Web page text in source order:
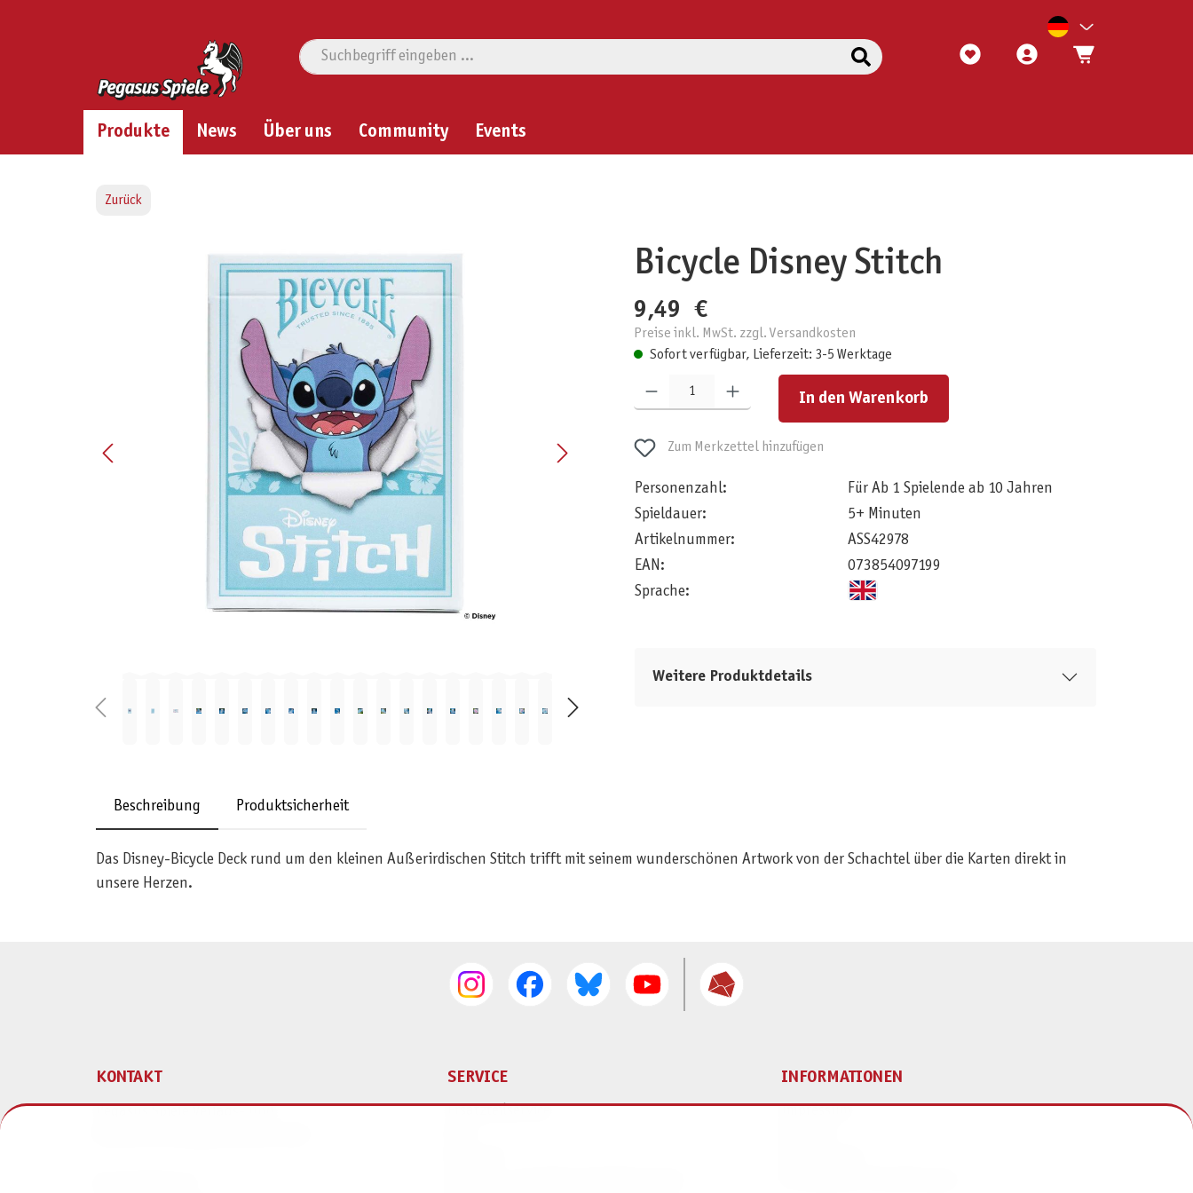
Produkte News Über uns Community Events
Zurück
Bildergalerie überspringen Bicycle Disney Stitch
9,49 €
Preise inkl. MwSt. zzgl. Versandkosten
Sofort verfügbar, Lieferzeit: 3-5 Werktage
Produkt Anzahl: Gib den gewünschten Wert ein oder benutze die Schaltflächen um die Anzahl zu erhöhen oder zu reduzieren.
In den Warenkorb
Zum Merkzettel hinzufügen
Personenzahl:
Für Ab 1 Spielende ab 10 Jahren
Spieldauer:
5+ Minuten
Artikelnummer:
ASS42978
EAN:
073854097199
Sprache:
Weitere Produktdetails
Beschreibung Produktsicherheit
Das Disney-Bicycle Deck rund um den kleinen Außerirdischen Stitch trifft mit seinem wunderschönen Artwork von der Schachtel über die Karten direkt in
unsere Herzen.
KONTAKT SERVICE
Ersatzteilservice
INFORMATIONEN
Impressum